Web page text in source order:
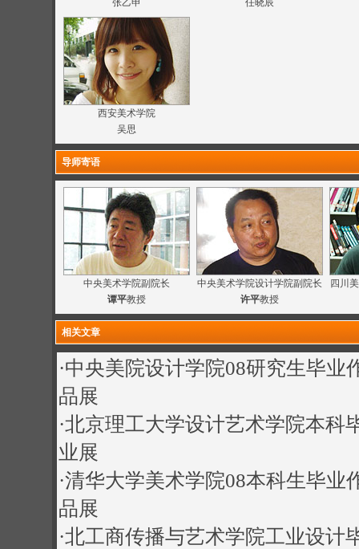
张乙申 任晓辰
西安美术学院
吴思
导师寄语
中央美术学院副院长
谭平教授
中央美术学院设计学院副院长
许平教授
四川
相关文章
·中央美院设计学院08研究生毕业
品展
·北京理工大学设计艺术学院本科
业展
·清华大学美术学院08本科生毕业
品展
·北工商传播与艺术学院工业设计